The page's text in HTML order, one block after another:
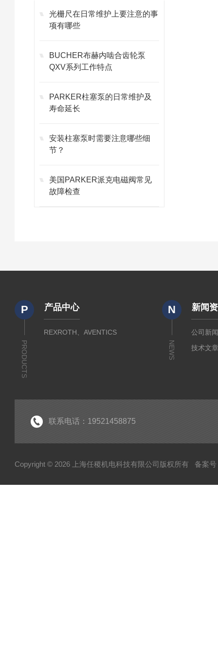
光栅尺在日常维护上要注意的事
项有哪些
BUCHER布赫内啮合齿轮泵
QXV系列工作特点
PARKER柱塞泵的日常维护及
寿命延长
安装柱塞泵时需要注意哪些细
节？
美国PARKER派克电磁阀常见
故障检查
P
PRODUCTS
产品中心
REXROTH、AVENTICS
N
NEWS
新闻
公司新
技术文
联系电话：19521458875
Copyright © 2026 上海任稷机电科技有限公司版权所有 备案号